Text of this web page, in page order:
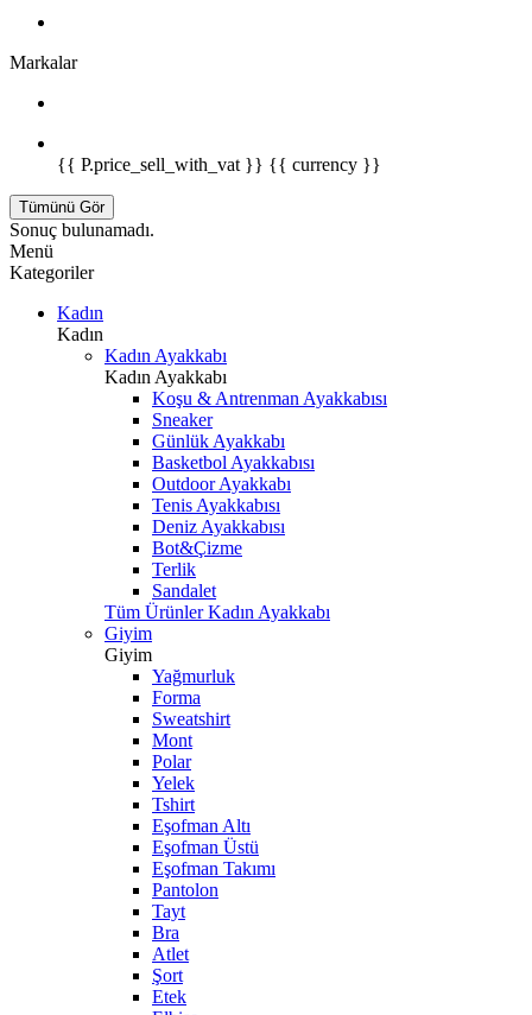
Markalar
{{ P.price_sell_with_vat }} {{ currency }}
Tümünü Gör
Sonuç bulunamadı.
Menü
Kategoriler
Kadın
Kadın
Kadın Ayakkabı
Kadın Ayakkabı
Koşu & Antrenman Ayakkabısı
Sneaker
Günlük Ayakkabı
Basketbol Ayakkabısı
Outdoor Ayakkabı
Tenis Ayakkabısı
Deniz Ayakkabısı
Bot&Çizme
Terlik
Sandalet
Tüm Ürünler Kadın Ayakkabı
Giyim
Giyim
Yağmurluk
Forma
Sweatshirt
Mont
Polar
Yelek
Tshirt
Eşofman Altı
Eşofman Üstü
Eşofman Takımı
Pantolon
Tayt
Bra
Atlet
Şort
Etek